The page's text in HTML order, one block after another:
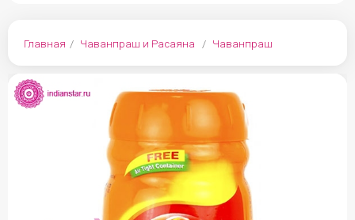
Главная Чаванпраш и Расаяна Чаванпраш